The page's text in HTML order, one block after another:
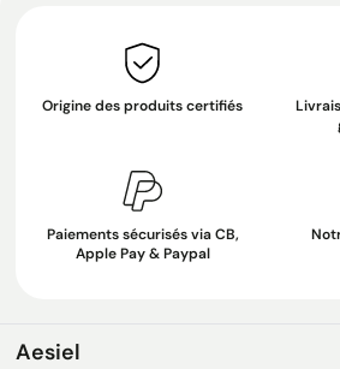
Origine des produits certifiés
Paiements sécurisés via CB,
Apple Pay & Paypal
Aesiel